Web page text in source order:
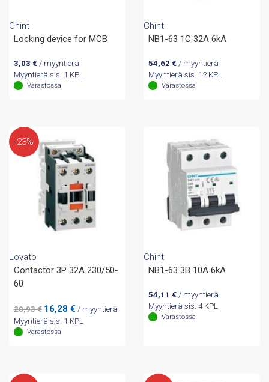
Chint
Locking device for MCB
3,03 €/ myyntierä
Myyntierä sis. 1 KPL
Varastossa
Chint
NB1-63 1C 32A 6kA
54,62 €/ myyntierä
Myyntierä sis. 12 KPL
Varastossa
-23%
Lovato
Contactor 3P 32A 230/50-
60
20,93€ Alkuperäinen
hinta
oli:
16,28 €Nykyinen
hinta
/ myyntierä
Myyntierä sis. 1 KPL
Varastossa
Chint
NB1-63 3B 10A 6kA
54,11 €/ myyntierä
Myyntierä sis. 4 KPL
Varastossa